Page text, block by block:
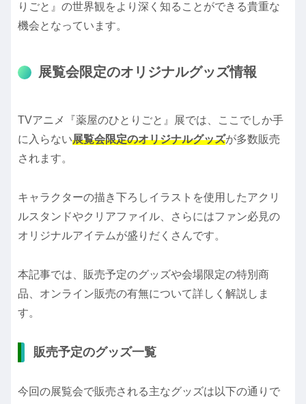
りごと』の世界観をより深く知ることができる貴重な
機会となっています。
展覧会限定のオリジナルグッズ情報
TVアニメ『薬屋のひとりごと』展では、ここでしか手
に入らない展覧会限定のオリジナルグッズが多数販売
されます。
キャラクターの描き下ろしイラストを使用したアクリ
ルスタンドやクリアファイル、さらにはファン必見の
オリジナルアイテムが盛りだくさんです。
本記事では、販売予定のグッズや会場限定の特別商
品、オンライン販売の有無について詳しく解説しま
す。
販売予定のグッズ一覧
今回の展覧会で販売される主なグッズは以下の通りで